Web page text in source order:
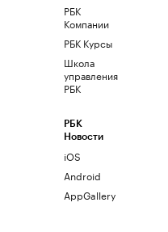
РБК
Компании
РБК Курсы
Школа
управления
РБК
РБК
Новости
iOS
Android
AppGallery